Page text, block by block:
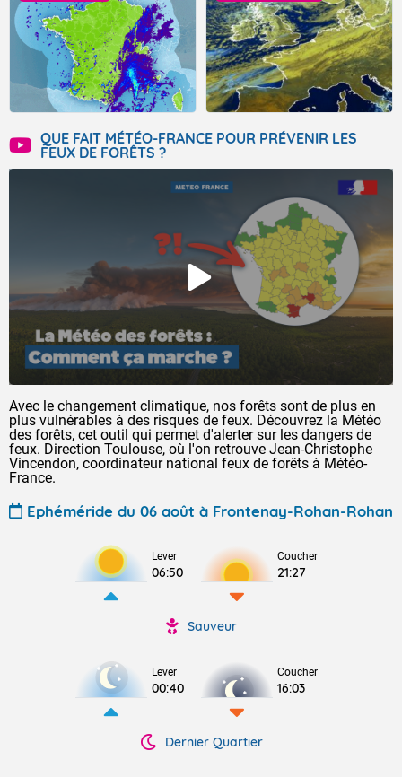
QUE FAIT MÉTÉO-FRANCE POUR PRÉVENIR LES
FEUX DE FORÊTS ?
Avec le changement climatique, nos forêts sont de plus en
plus vulnérables à des risques de feux. Découvrez la Météo
des forêts, cet outil qui permet d'alerter sur les dangers de
feux. Direction Toulouse, où l'on retrouve Jean-Christophe
Vincendon, coordinateur national feux de forêts à Météo-
France.
Ephéméride du 06 août à Frontenay-Rohan-Rohan
Lever
06:50
Coucher
21:27
Sauveur
Lever
00:40
Coucher
16:03
Dernier Quartier